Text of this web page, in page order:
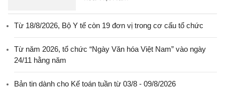
Từ 18/8/2026, Bộ Y tế còn 19 đơn vị trong cơ cấu tổ chức
Từ năm 2026, tổ chức “Ngày Văn hóa Việt Nam” vào ngày
24/11 hằng năm
Bản tin dành cho Kế toán tuần từ 03/8 - 09/8/2026